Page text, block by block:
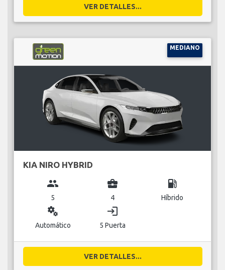
VER DETALLES...
MEDIANO
KIA NIRO HYBRID
group
5
business_center
4
local_gas_station
Híbrido
miscellaneous_services
Automático
login
5 Puerta
VER DETALLES...